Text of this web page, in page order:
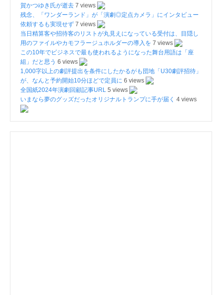
賀かつゆき氏が逝去 7 views
残念、「ワンダーランド」が「演劇◎定点カメラ」にインタビュー
依頼するも実現せず 7 views
当日精算客や招待客のリストが丸見えになっている受付は、目隠し
用のファイルやカモフラージュホルダーの導入を 7 views
この10年でビジネスで最も使われるようになった舞台用語は「座
組」だと思う 6 views
1,000字以上の劇評提出を条件にしたかるがも団地「U30劇評招待」
が、なんと予約開始10分ほどで定員に 6 views
全国紙2024年演劇回顧記事URL 5 views
いまなら夢のグッズだったオリジナルトランプに手が届く 4 views